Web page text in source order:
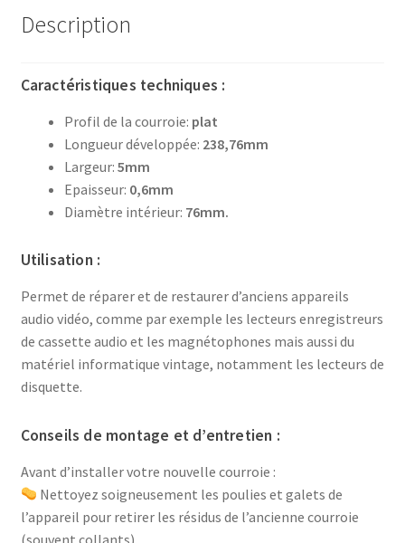
Description
Caractéristiques techniques :
Profil de la courroie: plat
Longueur développée: 238,76mm
Largeur: 5mm
Epaisseur: 0,6mm
Diamètre intérieur: 76mm.
Utilisation :
Permet de réparer et de restaurer d’anciens appareils
audio vidéo, comme par exemple les lecteurs enregistreurs
de cassette audio et les magnétophones mais aussi du
matériel informatique vintage, notamment les lecteurs de
disquette.
Conseils de montage et d’entretien :
Avant d’installer votre nouvelle courroie :
Nettoyez soigneusement les poulies et galets de
l’appareil pour retirer les résidus de l’ancienne courroie
(souvent collants).